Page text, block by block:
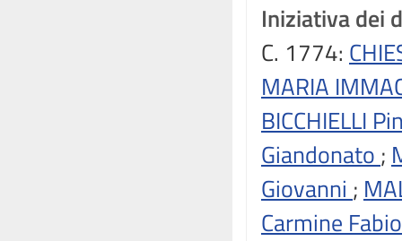
Iniziativa dei
C. 1774:
MARIA
BICCHIELLI
Giandonato ;
Giovanni ;
Carmine Fabio